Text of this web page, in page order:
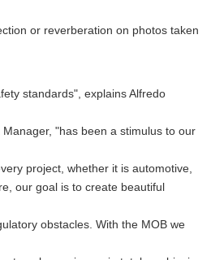
or reverberation on photos taken
standards", explains Alfredo
"has been a stimulus to our
project, whether it is automotive,
our goal is to create beautiful
obstacles. With the MOB we